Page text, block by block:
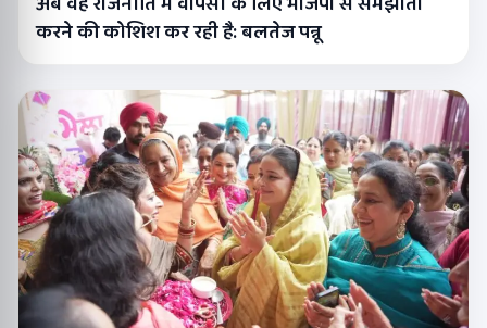
करने की कोशिश कर रही है: बलतेज पन्नू